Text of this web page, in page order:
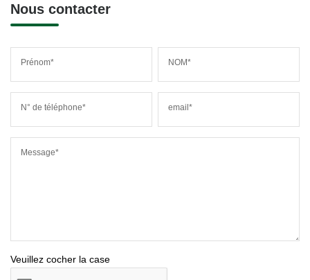
Nous contacter
Prénom* NOM*
N° de téléphone* email*
Message*
Veuillez cocher la case